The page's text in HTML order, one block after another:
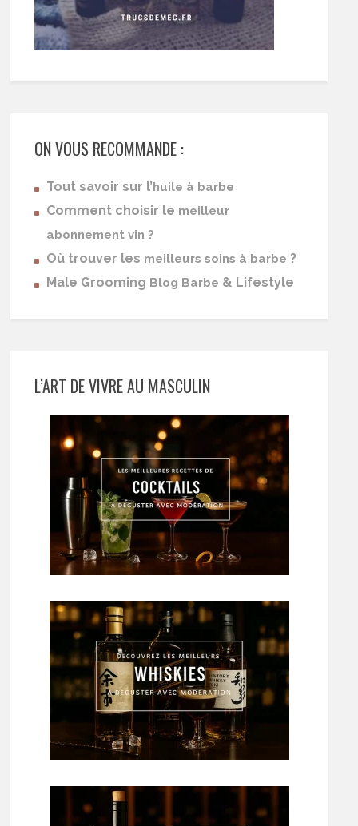
ON VOUS RECOMMANDE :
Tout savoir sur l’huile à barbe
Comment choisir le meilleur
abonnement vin ?
Où trouver les meilleurs soins à barbe ?
Male Grooming Blog Barbe & Lifestyle
L’ART DE VIVRE AU MASCULIN